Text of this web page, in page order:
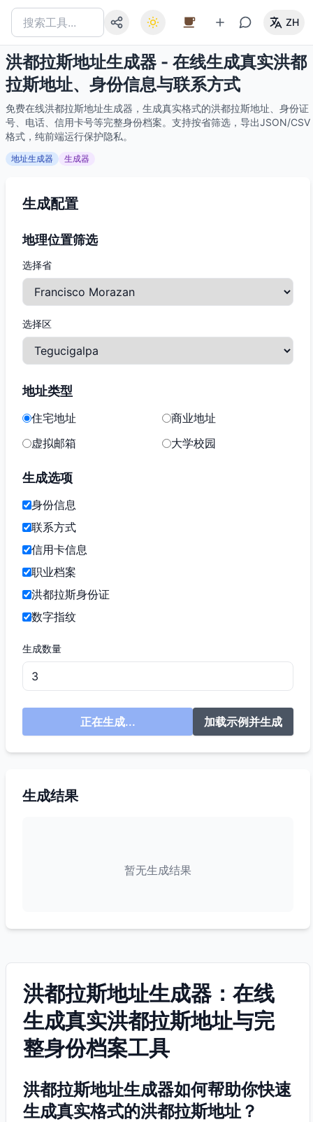
ZH
洪都拉斯地址生成器 - 在线生成真实洪都
拉斯地址、身份信息与联系方式
免费在线洪都拉斯地址生成器，生成真实格式的洪都拉斯地址、身份证
号、电话、信用卡号等完整身份档案。支持按省筛选，导出JSON/CSV
格式，纯前端运行保护隐私。
地址生成器 生成器
生成配置
地理位置筛选
选择省
选择区
地址类型
住宅地址
商业地址
虚拟邮箱
大学校园
生成选项
身份信息
联系方式
信用卡信息
职业档案
洪都拉斯身份证
数字指纹
生成数量
正在生成... 加载示例并生成
生成结果
暂无生成结果
洪都拉斯地址生成器：在线
生成真实洪都拉斯地址与完
整身份档案工具
洪都拉斯地址生成器如何帮助你快速
生成真实格式的洪都拉斯地址？